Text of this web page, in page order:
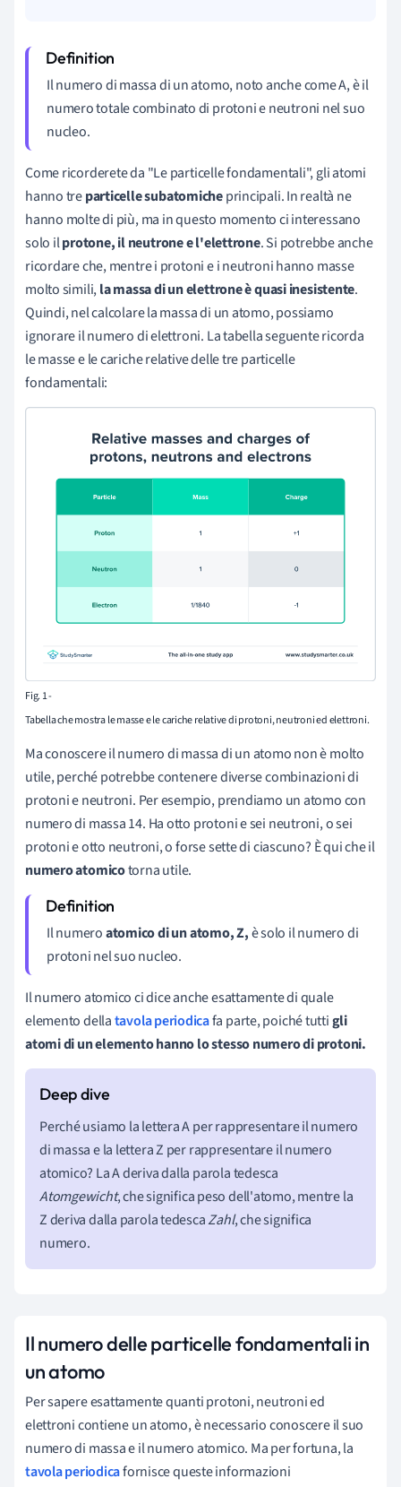
Il numero di massa di un atomo, noto anche come A, è il
numero totale combinato di protoni e neutroni nel suo
nucleo.
Come ricorderete da "Le particelle fondamentali", gli atomi
hanno treparticelle subatomicheprincipali. In realtà ne
hanno molte di più, ma in questo momento ci interessano
solo ilprotone, il neutrone e l'elettrone. Si potrebbe anche
ricordare che, mentre i protoni e i neutroni hanno masse
molto simili,la massa di un elettrone è quasi inesistente.
Quindi, nel calcolare la massa di un atomo, possiamo
ignorare il numero di elettroni. La tabella seguente ricorda
le masse e le cariche relative delle tre particelle
fondamentali:
Fig. 1 -
Tabella che mostra le masse e le cariche relative di protoni, neutroni ed elettroni.
Ma conoscere il numero di massa di un atomo non è molto
utile, perché potrebbe contenere diverse combinazioni di
protoni e neutroni. Per esempio, prendiamo un atomo con
numero di massa 14. Ha otto protoni e sei neutroni, o sei
protoni e otto neutroni, o forse sette di ciascuno? È qui che il
numero atomicotorna utile.
Il numeroatomico di un atomo, Z,è solo il numero di
protoni nel suo nucleo.
Il numero atomico ci dice anche esattamente di quale
elemento dellatavola periodicafa parte, poiché tuttigli
atomi di un elemento hanno lo stesso numero di protoni.
Perché usiamo la lettera A per rappresentare il numero
di massa e la lettera Z per rappresentare il numero
atomico? La A deriva dalla parola tedesca
Atomgewicht, che significa peso dell'atomo, mentre la
Z deriva dalla parola tedescaZahl, che significa
numero.
Il numero delle particelle fondamentali in
un atomo
Per sapere esattamente quanti protoni, neutroni ed
elettroni contiene un atomo, è necessario conoscere il suo
numero di massa e il numero atomico. Ma per fortuna, la
tavola periodicafornisce queste informazioni